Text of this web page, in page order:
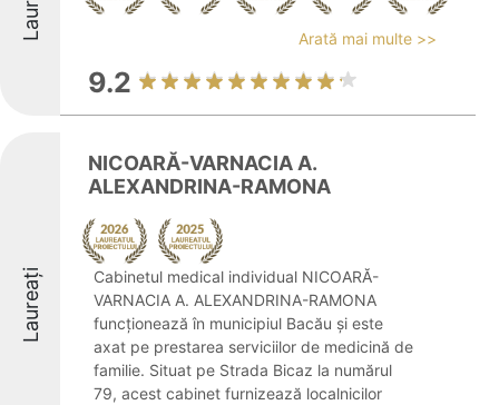
Arată mai multe >>
9.2
Laureați
NICOARĂ-VARNACIA A.
ALEXANDRINA-RAMONA
Cabinetul medical individual NICOARĂ-
VARNACIA A. ALEXANDRINA-RAMONA
funcționează în municipiul Bacău și este
axat pe prestarea serviciilor de medicină de
familie. Situat pe Strada Bicaz la numărul
79, acest cabinet furnizează localnicilor